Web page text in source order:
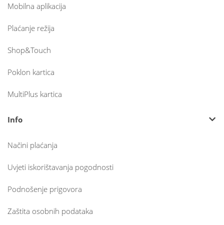
Mobilna aplikacija
Plaćanje režija
Shop&Touch
Poklon kartica
MultiPlus kartica
Info
Načini plaćanja
Uvjeti iskorištavanja pogodnosti
Podnošenje prigovora
Zaštita osobnih podataka